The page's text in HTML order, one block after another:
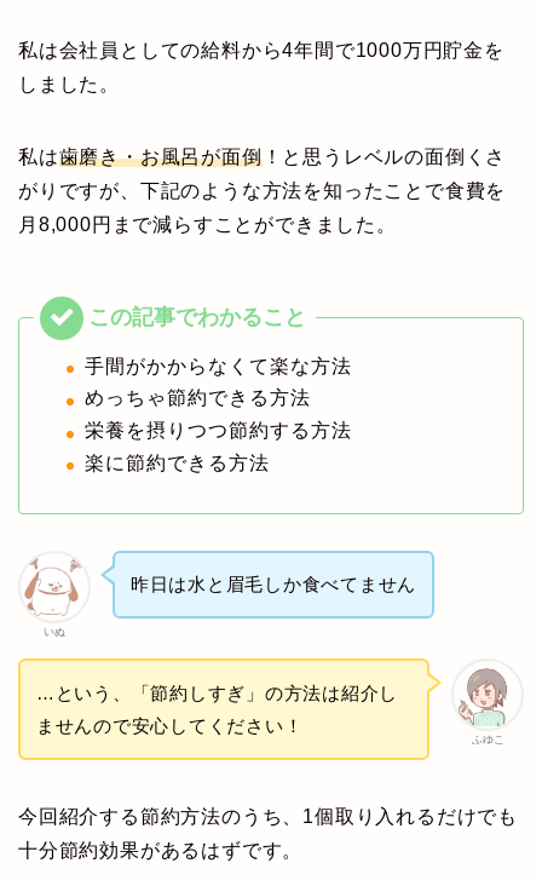
私は会社員としての給料から4年間で1000万円貯金を
しました。
私は歯磨き・お風呂が面倒！と思うレベルの面倒くさ
がりですが、下記のような方法を知ったことで食費を
月8,000円まで減らすことができました。
手間がかからなくて楽な方法
めっちゃ節約できる方法
栄養を摂りつつ節約する方法
楽に節約できる方法
いぬ
昨日は水と眉毛しか食べてません
ふゆこ
…という、「節約しすぎ」の方法は紹介し
ませんので安心してください！
今回紹介する節約方法のうち、1個取り入れるだけでも
十分節約効果があるはずです。